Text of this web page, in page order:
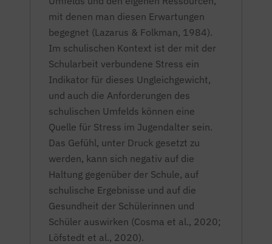
mit denen man diesen Erwartungen
begegnet (Lazarus & Folkman, 1984).
Im schulischen Kontext ist der mit der
Schularbeit verbundene Stress ein
Indikator für dieses Ungleichgewicht,
und auch die Anforderungen des
schulischen Umfelds können eine
Quelle für Stress im Jugendalter sein.
Das Gefühl, unter Druck gesetzt zu
werden, kann sich negativ auf die
Haltung gegenüber der Schule, auf
schulische Ergebnisse und auf die
Gesundheit der Schülerinnen und
Schüler auswirken (Cosma et al., 2020;
Löfstedt et al., 2020).